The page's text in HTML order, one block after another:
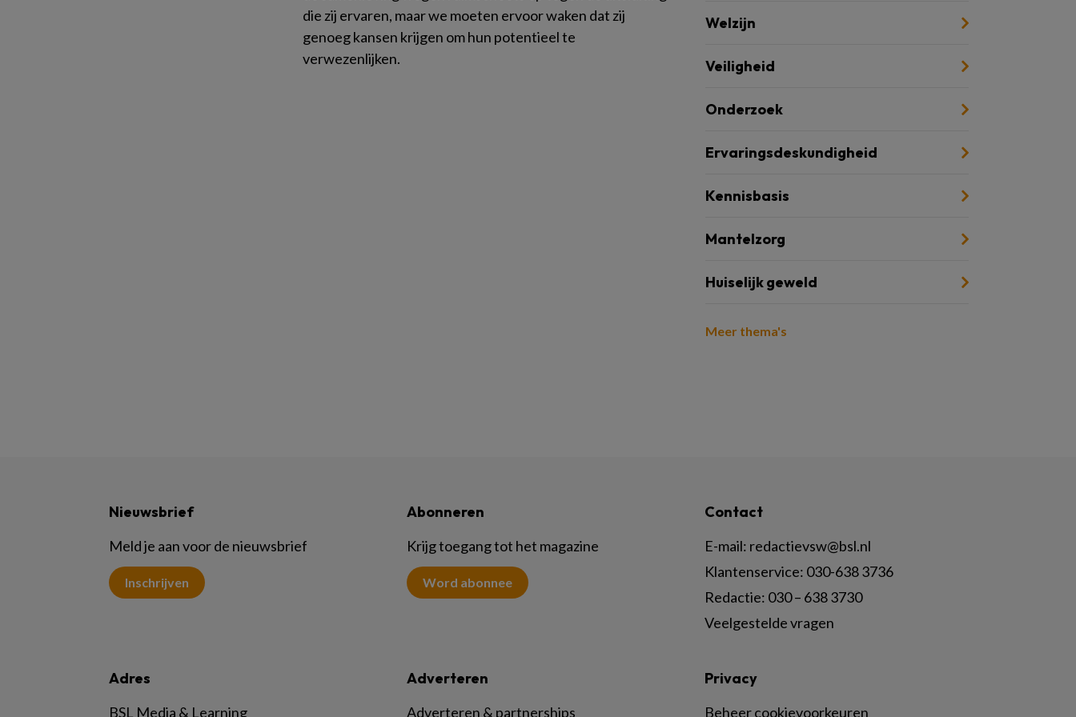
die zij ervaren, maar we moeten ervoor waken dat zij
genoeg kansen krijgen om hun potentieel te
verwezenlijken.
Welzijn
Veiligheid
Onderzoek
Ervaringsdeskundigheid
Kennisbasis
Mantelzorg
Huiselijk geweld
Meer thema's
Nieuwsbrief
Meld je aan voor de nieuwsbrief
Inschrijven
Abonneren
Krijg toegang tot het magazine
Word abonnee
Contact
E-mail: redactievsw@bsl.nl
Klantenservice: 030-638 3736
Redactie: 030 – 638 3730
Veelgestelde vragen
Adres
BSL Media & Learning
Adverteren
Adverteren & partnerships
Privacy
Beheer cookievoorkeuren